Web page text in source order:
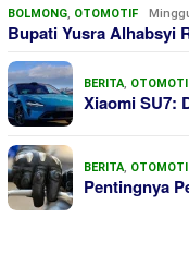
BOLMONG, OTOMOTIF
Bupati Yusra Alhabsyi
BERITA,
Xiaomi SU7:
BERITA,
Pentingnya